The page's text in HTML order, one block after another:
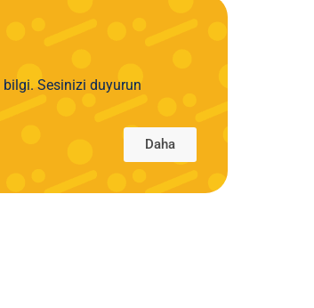
bilgi. Sesinizi duyurun
Daha